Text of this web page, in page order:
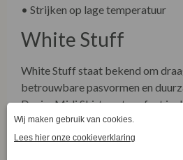
• Strijken op lage temperatuur
White Stuff
White Stuff staat bekend om
betrouwbare pasvormen en
Denim Midi Skirt past perfect in
comfortabel en ontworpen om